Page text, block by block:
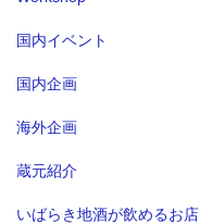
国内イベント
国内企画
海外企画
蔵元紹介
いばらき地酒が飲めるお店